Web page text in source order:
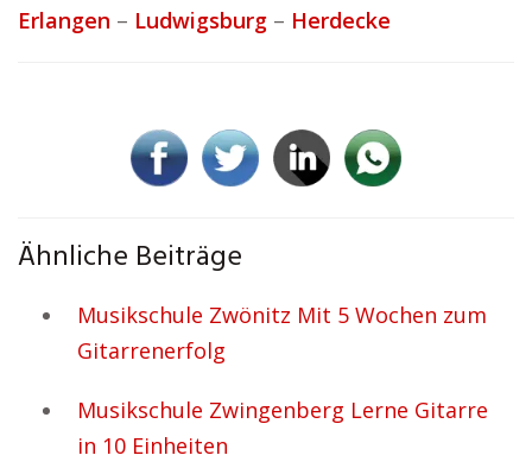
Erlangen – Ludwigsburg – Herdecke
Ähnliche Beiträge
Musikschule Zwönitz Mit 5 Wochen zum
Gitarrenerfolg
Musikschule Zwingenberg Lerne Gitarre
in 10 Einheiten